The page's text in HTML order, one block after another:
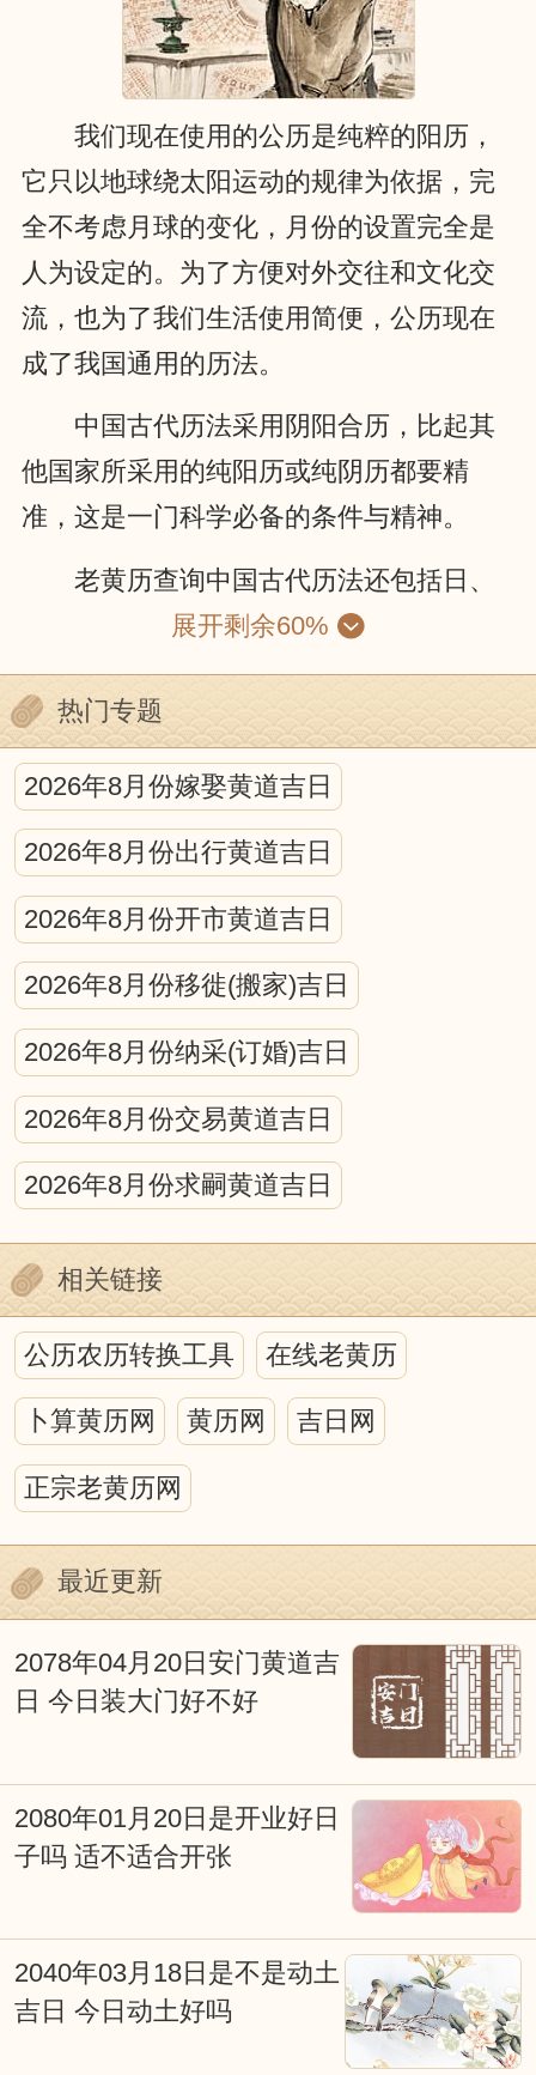
我们现在使用的公历是纯粹的阳历，
它只以地球绕太阳运动的规律为依据，完
全不考虑月球的变化，月份的设置完全是
人为设定的。为了方便对外交往和文化交
流，也为了我们生活使用简便，公历现在
成了我国通用的历法。
中国古代历法采用阴阳合历，比起其
他国家所采用的纯阳历或纯阴历都要精
准，这是一门科学必备的条件与精神。
老黄历查询中国古代历法还包括日、
月、五星的运动，位置的计算；昏、旦中
星和时刻的测定；日、月食的预报等等。
就某种程度来说，中国古代的历法就是一
种编算天文年历的工作。它包括中国古代
天文学的许多重要内容，是古代科学观察
和研究的结晶。
宇宙中日、月、星辰的互动，对人可
产生什么影响，古今学者都认为，所有的
宇宙运动都会不同程度的作用于地球生
命，从而在地球生命上打下深深的烙印。
在日、月、星的运动中，蕴藏着万物消长
的规律，寓含着深奥的物候原理。因此，
在研究人与自然的关系中，离不开日月星
的运行，而中国古代的历法正是为这种研
究，提供了最好的时空背景。
历法上的吉凶之说虽然充满迷信色
彩，甚至于荒诞无稽，但它包含我国古代
哲学、天文、地理、自然生态等诸多方面
丰富的内涵，并蕴藏着人们如何顺应自然
含的心理因素。迷信附会和不加分析的批
判都是不可取的，我们今天以科学态度去
深入探究它，对阐明我国古代传统文化应
会有所裨益。
日子择吉日，本站是免费择日网。择日是
我国古文化的重要组成部分，从战争、文
化活动、皇家礼祭，道家佛家的各种活
动，都和择吉日有着极大的关系。俗话
说：得天时得地利，天时地利人和；子靠
出生，女靠行嫁；发福由地脉，催福出良
展开剩余60%
热门专题
2026年8月份嫁娶黄道吉日
2026年8月份出行黄道吉日
2026年8月份开市黄道吉日
2026年8月份移徙(搬家)吉日
2026年8月份纳采(订婚)吉日
2026年8月份交易黄道吉日
2026年8月份求嗣黄道吉日
相关链接
公历农历转换工具 在线老黄历
卜算黄历网 黄历网 吉日网
正宗老黄历网
最近更新
2078年04月20日安门黄道吉
日 今日装大门好不好
2080年01月20日是开业好日
子吗 适不适合开张
2040年03月18日是不是动土
吉日 今日动土好吗